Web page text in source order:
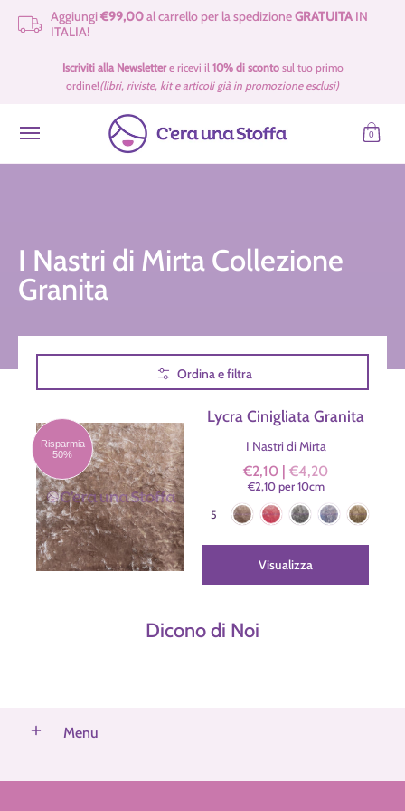
Passa al contenuto principale
Aggiungi€99,00al carrello per la spedizioneGRATUITA IN
ITALIA!
Idee Regalo 🎁
Offerte Filati 🧶
Iscriviti alla Newslettere ricevi il 10% di sconto sul tuo primo
ordine!(libri, riviste, kit e articoli già in promozione esclusi)
0
I Nastri di Mirta Collezione
Granita
Passa al contenuto principaleOrdina e filtra
Risparmia
50%
Lycra Cinigliata Granita
I Nastri di Mirta
€2,10 | €4,20
€2,10per 10cm
Colore
5
Frutti di BoscoLampone
Visualizza
Dicono di Noi
Menu